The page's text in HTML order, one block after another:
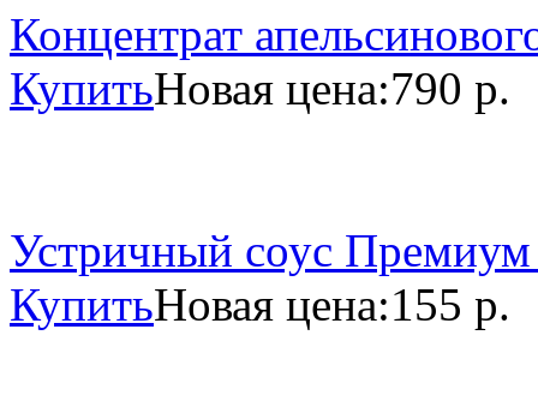
Концентрат
КупитьНовая цена:790 р.
Устричный соус
КупитьНовая цена:155 р.